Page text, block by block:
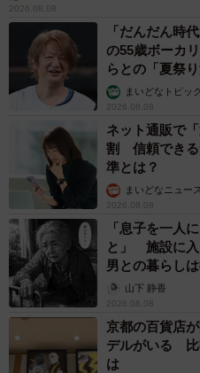
2026.08.08
「だんだん時
の55歳ボーカ
らとの「夏祭
まいどなトピック
2026.08.08
ネット通販で
割 信頼できる
準とは？
まいどなニュー
2026.08.08
「息子を一人
と」 施設に入
男との暮らし
から】山下 静香
2026.08.08
京都の百貨店
デルがいる 比
は